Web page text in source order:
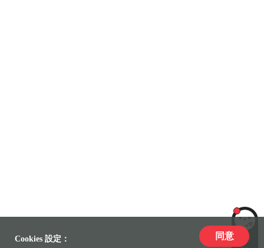
LiLi
Cookies 設定： 同意